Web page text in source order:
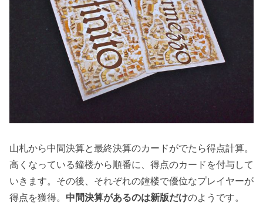
山札から中間決算と最終決算のカードがでたら得点計算。
高くなっている鐘楼から順番に、得点のカードを付与して
いきます。その後、それぞれの鐘楼で優位なプレイヤーが
得点を獲得。 中間決算があるのは新版だけのようです。